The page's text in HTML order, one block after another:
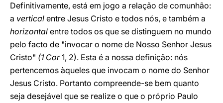
Definitivamente, está em jogo a relação de comunhão:
a vertical entre Jesus Cristo e todos nós, e também a
horizontal entre todos os que se distinguem no mundo
pelo facto de "invocar o nome de Nosso Senhor Jesus
Cristo" (1 Cor1, 2). Esta é a nossa definição: nós
pertencemos àqueles que invocam o nome do Senhor
Jesus Cristo. Portanto compreende-se bem quanto
seja desejável que se realize o que o próprio Paulo